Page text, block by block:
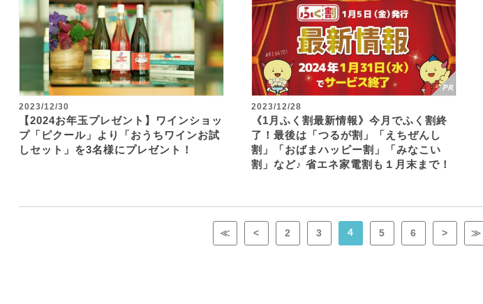
2023/12/30
【2024お年玉プレゼント】ワインショッ
プ「ピクール」より「おうちワインお試
しセット」を3名様にプレゼント！
2023/12/28
《1月ふく割最新情報》今月でふく割終
了！最後は「つるが割」「えちぜんし
割」「おばまハッピー割」「みなこい
割」など♪ 省エネ家電割も１月末まで！
≪ < 2 3 4 5 6 > ≫